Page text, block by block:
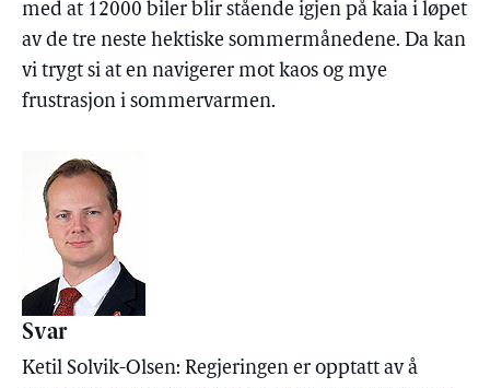
med at 12000 biler blir stående igjen på kaia i løpet
av de tre neste hektiske sommermånedene. Da kan
vi trygt si at en navigerer mot kaos og mye
frustrasjon i sommervarmen.
Svar
Ketil Solvik-Olsen: Regjeringen er opptatt av å